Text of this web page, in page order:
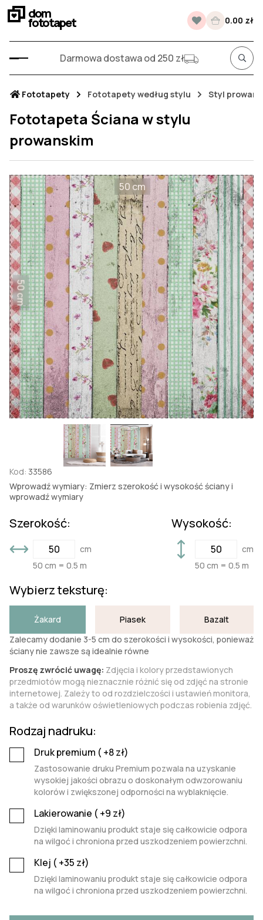
dom
fototapet 0.00 zł
Darmowa dostawa od 250 zł
Fototapety Fototapety według stylu Styl
Fototapeta Ściana w stylu
prowanskim
50 cm
50 cm
Kod: 33586
Wprowadź wymiary: Zmierz szerokość i wysokość ściany i
wprowadź wymiary
Szerokość:
cm
50 cm = 0.5 m
Wysokość:
cm
50 cm = 0.5 m
Wybierz teksturę:
Żakard Piasek
Bazalt
Zalecamy dodanie 3-5 cm do szerokości i wysokości, ponieważ
ściany nie zawsze są idealnie równe
Proszę zwrócić uwagę: Zdjęcia i kolory przedstawionych
przedmiotów mogą nieznacznie różnić się od zdjęć na stronie
internetowej. Zależy to od rozdzielczości i ustawień monitora,
a także od warunków oświetleniowych podczas robienia zdjęć.
Rodzaj nadruku:
Druk premium ( +8zł)
Zastosowanie druku Premium pozwala na uzyskanie
wysokiej jakości obrazu o doskonałym odwzorowaniu
kolorów i zwiększonej odporności na wyblaknięcie.
Lakierowanie ( +9 zł)
Dzięki laminowaniu produkt staje się całkowicie odpora
na wilgoć i chroniona przed uszkodzeniem powierzchni.
Klej ( +35 zł)
Dzięki laminowaniu produkt staje się całkowicie odpora
na wilgoć i chroniona przed uszkodzeniem powierzchni.